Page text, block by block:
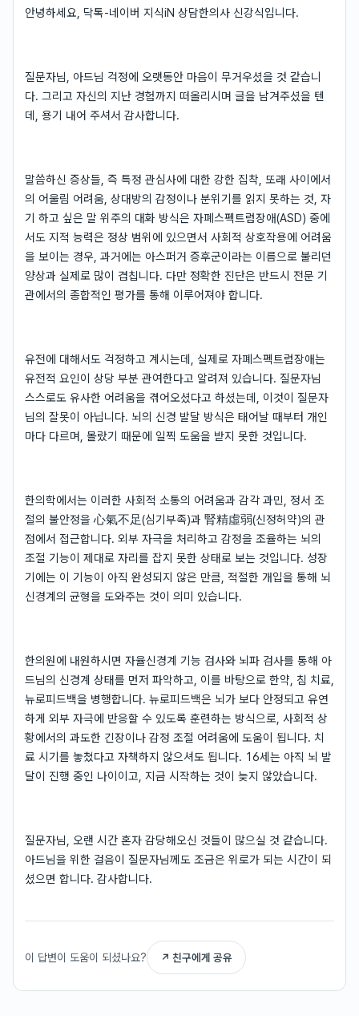
안녕하세요, 닥톡-네이버 지식iN 상담한의사 신강식입니다.
질문자님, 아드님 걱정에 오랫동안 마음이 무거우셨을 것 같습니
다. 그리고 자신의 지난 경험까지 떠올리시며 글을 남겨주셨을 텐
데, 용기 내어 주셔서 감사합니다.
말씀하신 증상들, 즉 특정 관심사에 대한 강한 집착, 또래 사이에서
의 어울림 어려움, 상대방의 감정이나 분위기를 읽지 못하는 것, 자
기 하고 싶은 말 위주의 대화 방식은 자폐스펙트럼장애(ASD) 중에
서도 지적 능력은 정상 범위에 있으면서 사회적 상호작용에 어려움
을 보이는 경우, 과거에는 아스퍼거 증후군이라는 이름으로 불리던
양상과 실제로 많이 겹칩니다. 다만 정확한 진단은 반드시 전문 기
관에서의 종합적인 평가를 통해 이루어져야 합니다.
유전에 대해서도 걱정하고 계시는데, 실제로 자폐스펙트럼장애는
유전적 요인이 상당 부분 관여한다고 알려져 있습니다. 질문자님
스스로도 유사한 어려움을 겪어오셨다고 하셨는데, 이것이 질문자
님의 잘못이 아닙니다. 뇌의 신경 발달 방식은 태어날 때부터 개인
마다 다르며, 몰랐기 때문에 일찍 도움을 받지 못한 것입니다.
한의학에서는 이러한 사회적 소통의 어려움과 감각 과민, 정서 조
절의 불안정을 心氣不足(심기부족)과 腎精虛弱(신정허약)의 관
점에서 접근합니다. 외부 자극을 처리하고 감정을 조율하는 뇌의
조절 기능이 제대로 자리를 잡지 못한 상태로 보는 것입니다. 성장
기에는 이 기능이 아직 완성되지 않은 만큼, 적절한 개입을 통해 뇌
신경계의 균형을 도와주는 것이 의미 있습니다.
한의원에 내원하시면 자율신경계 기능 검사와 뇌파 검사를 통해 아
드님의 신경계 상태를 먼저 파악하고, 이를 바탕으로 한약, 침 치료,
뉴로피드백을 병행합니다. 뉴로피드백은 뇌가 보다 안정되고 유연
하게 외부 자극에 반응할 수 있도록 훈련하는 방식으로, 사회적 상
황에서의 과도한 긴장이나 감정 조절 어려움에 도움이 됩니다. 치
료 시기를 놓쳤다고 자책하지 않으셔도 됩니다. 16세는 아직 뇌 발
달이 진행 중인 나이이고, 지금 시작하는 것이 늦지 않았습니다.
질문자님, 오랜 시간 혼자 감당해오신 것들이 많으실 것 같습니다.
아드님을 위한 걸음이 질문자님께도 조금은 위로가 되는 시간이 되
셨으면 합니다. 감사합니다.
이 답변이 도움이 되셨나요? ↗ 친구에게 공유